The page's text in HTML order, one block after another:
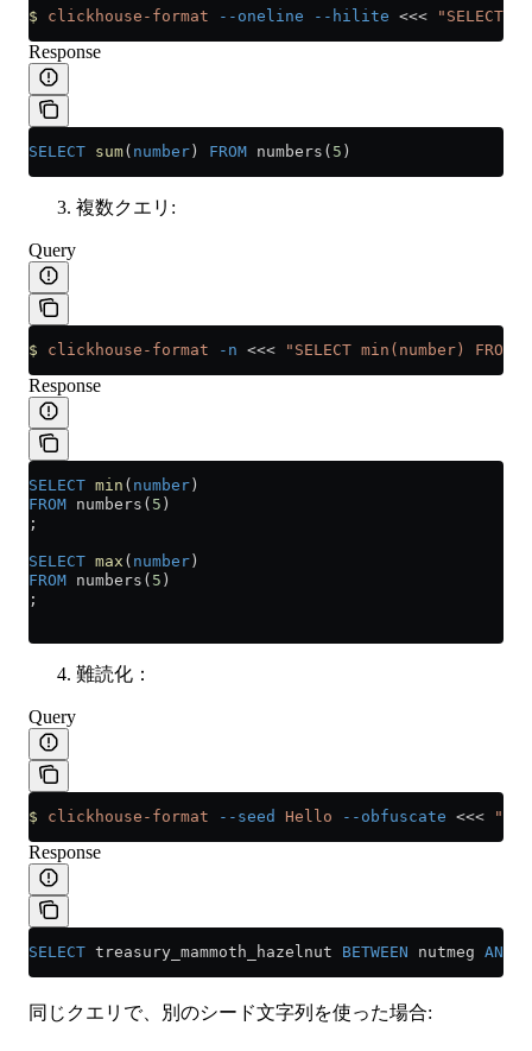
$ clickhouse-format --oneline --hilite <<< "SELECT
Response
SELECT sum( number) FROM numbers( 5 )
複数クエリ:
Query
$ clickhouse-format -n <<< "SELECT min(number)
Response
SELECT min ( number)
FROM numbers( 5 )
;
SELECT max ( number)
FROM numbers( 5 )
;
難読化：
Query
$ clickhouse-format --seed Hello --obfuscate <<<
Response
SELECT treasury_mammoth_hazelnut BETWEEN nutmeg AND
同じクエリで、別のシード文字列を使った場合: